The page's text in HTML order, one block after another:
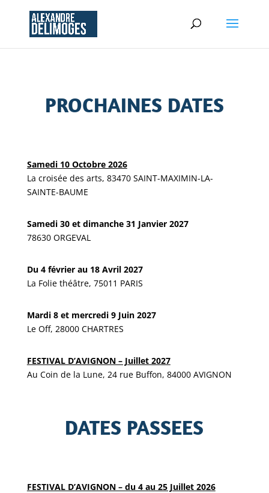
PROCHAINES DATES
Samedi 10 Octobre 2026
La croisée des arts, 83470 SAINT-MAXIMIN-LA-
SAINTE-BAUME
Samedi 30 et dimanche 31 Janvier 2027
78630 ORGEVAL
Du 4 février au 18 Avril 2027
La Folie théâtre, 75011 PARIS
Mardi 8 et mercredi 9 Juin 2027
Le Off, 28000 CHARTRES
FESTIVAL D’AVIGNON – Juillet 2027
Au Coin de la Lune, 24 rue Buffon, 84000 AVIGNON
DATES PASSEES
FESTIVAL D’AVIGNON – du 4 au 25 Juillet 2026